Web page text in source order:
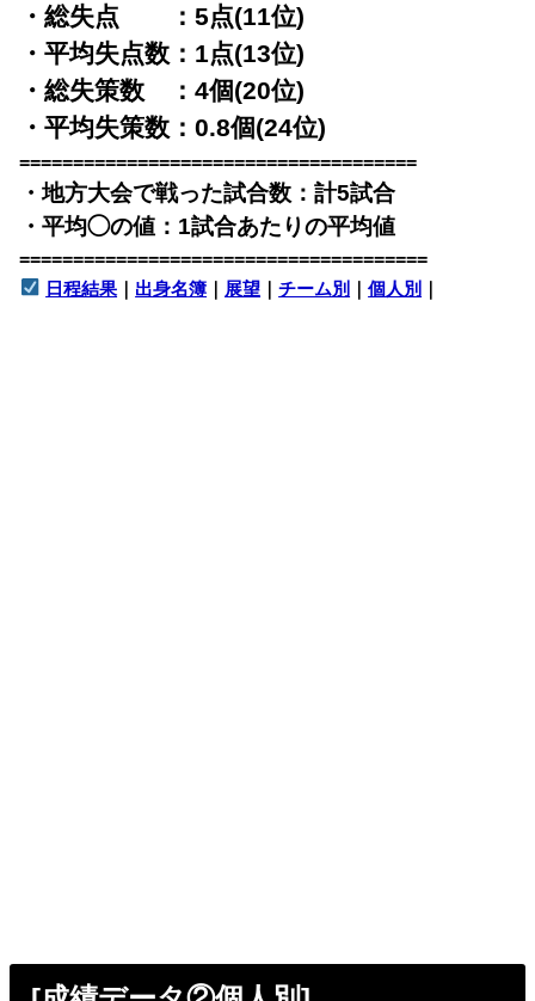
・総失点 ：5点(11位)
・平均失点数：1点(13位)
・総失策数 ：4個(20位)
・平均失策数：0.8個(24位)
=====================================
・地方大会で戦った試合数：計5試合
・平均◯の値：1試合あたりの平均値
======================================
日程結果 ｜ 出身名簿 ｜ 展望 ｜チーム別 ｜個人別 ｜